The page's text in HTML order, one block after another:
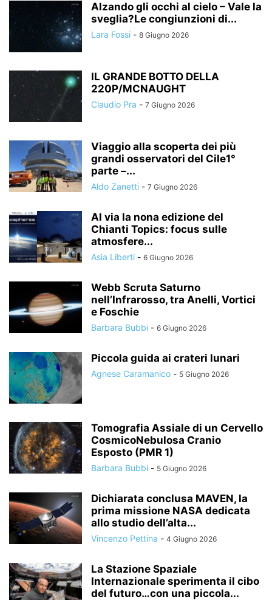
Alzando gli occhi al cielo – Vale la
sveglia?Le congiunzioni di...
Lara Fossi - 8 Giugno 2026
IL GRANDE BOTTO DELLA
220P/MCNAUGHT
Claudio Pra - 7 Giugno 2026
Viaggio alla scoperta dei più
grandi osservatori del Cile1°
parte –...
Aldo Zanetti - 7 Giugno 2026
Al via la nona edizione del
Chianti Topics: focus sulle
atmosfere...
Asia Liberti - 6 Giugno 2026
Webb Scruta Saturno
nell’Infrarosso, tra Anelli, Vortici
e Foschie
Barbara Bubbi - 6 Giugno 2026
Piccola guida ai crateri lunari
Agnese Caramanico - 5 Giugno 2026
Tomografia Assiale di un Cervello
CosmicoNebulosa Cranio
Esposto (PMR 1)
Barbara Bubbi - 5 Giugno 2026
Dichiarata conclusa MAVEN, la
prima missione NASA dedicata
allo studio dell’alta...
Vincenzo Pettina - 4 Giugno 2026
La Stazione Spaziale
Internazionale sperimenta il cibo
del futuro…con una piccola...